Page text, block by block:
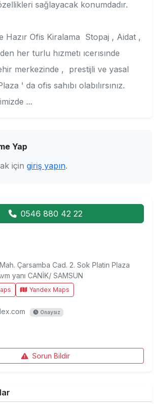
sağlayacak konumdadır.
Hazır Ofis Kiralama Stopaj , Aidat ,
her turlu hızmetı ıcerısınde
merkezinde , prestijli ve yasal
' da ofis sahıbı olabılırsınız.
...
Yap
için giriş yapın.
0546 880 42 22
Çarsamba Cad. 2. Sok Platin Plaza
yanı CANİK/ SAMSUN
Yandex Maps
Onaysız
Sorun Bildir